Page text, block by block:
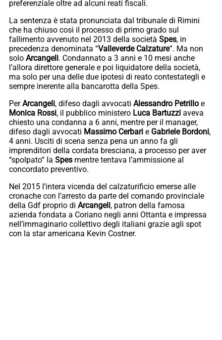
preferenziale oltre ad alcuni reati fiscali.
La sentenza è stata pronunciata dal tribunale di Rimini
che ha chiuso così il processo di primo grado sul
fallimento avvenuto nel 2013 della società Spes, in
precedenza denominata “Valleverde Calzature”. Ma non
solo Arcangeli. Condannato a 3 anni e 10 mesi anche
l’allora direttore generale e poi liquidatore della società,
ma solo per una delle due ipotesi di reato contestategli e
sempre inerente alla bancarotta della Spes.
PerArcangeli, difeso dagli avvocati Alessandro Petrillo e
Monica Rossi, il pubblico ministero Luca Bartuzzi aveva
chiesto una condanna a 6 anni, mentre per il manager,
difeso dagli avvocati Massimo Cerbari e Gabriele Bordoni,
4 anni. Usciti di scena senza pena un anno fa gli
imprenditori della cordata bresciana, a processo per aver
“spolpato” la Spes mentre tentava l’ammissione al
concordato preventivo.
Nel 2015 l’intera vicenda del calzaturificio emerse alle
cronache con l’arresto da parte del comando provinciale
della Gdf proprio di Arcangeli, patron della famosa
azienda fondata a Coriano negli anni Ottanta e impressa
nell’immaginario collettivo degli italiani grazie agli spot
con la star americana Kevin Costner.